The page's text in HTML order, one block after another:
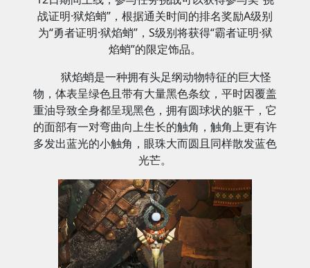
战证明·狱焰蛸”，根据通关时间的排名奖励A级别
为“勇者证明·狱焰蛸”，S级别将获得“霸者证明·狱
焰蛸”的限定饰品。
狱焰蛸是一种拥有头足纲动物特征的巨大怪
物，体表呈绿色且带有大量黑色条纹，平时因覆盖
重油导致全身都呈现黑色，拥有圆球状的躯干，它
的面部有一对弯曲向上生长的触角，触角上更有许
多发出蓝光的小触角，眼珠大而圆且同样散发蓝色
光芒。